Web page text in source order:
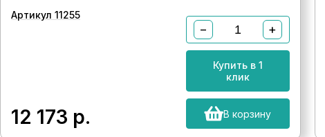
Артикул 11255
12 173 р.
− +
Купить в 1
клик
В корзину